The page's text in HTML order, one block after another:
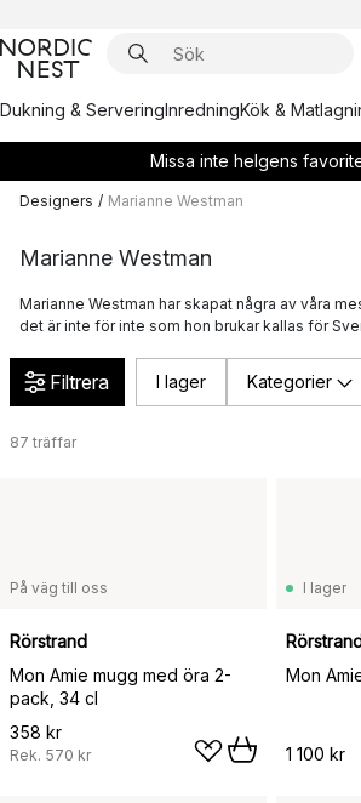
Dukning & ServeringInredningKök &
Missa inte helgens
Designers / Marianne Westman
Marianne Westman
Marianne Westman har skapat några av våra
det är inte för inte som hon brukar kallas för
Filtrera I lager Kategorier
87 träffar
På väg till oss
Rörstrand
Mon Amie mugg med öra 2-
pack, 34 cl
358 kr
Rek. 570 kr
I lager
Mon
1 100 kr